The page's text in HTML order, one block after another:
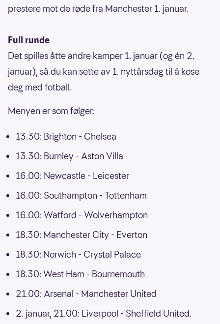
prestere mot de røde fra Manchester 1. januar.
Full runde
Det spilles åtte andre kamper 1. januar (og én 2.
januar), så du kan sette av 1. nyttårsdag til å kose
deg med fotball.
Menyen er som følger:
13.30: Brighton - Chelsea
13.30: Burnley - Aston Villa
16.00: Newcastle - Leicester
16.00: Southampton - Tottenham
16.00: Watford - Wolverhampton
18.30: Manchester City - Everton
18.30: Norwich - Crystal Palace
18.30: West Ham - Bournemouth
21.00: Arsenal - Manchester United
2. januar, 21.00: Liverpool - Sheffield United.